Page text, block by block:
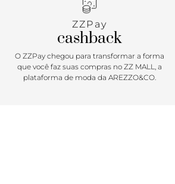
ZZPay
cashback
O ZZPay chegou para transformar a forma
que você faz suas compras no ZZ MALL, a
plataforma de moda da AREZZO&CO.